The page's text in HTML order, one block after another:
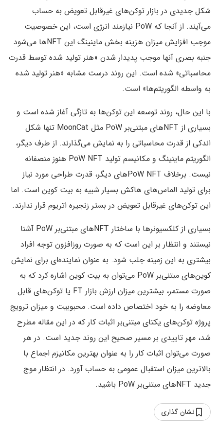
شکل جدیدی در بازار توکن‌های غیرقابل تعویض به حساب
می‌آیند. از آنجا که PoW نیازمند انرژی است، این خصوصیت
موجب افزایش میزان هزینه بخش ماینینگ این NFTها می‌شود
جنبه بصری آنها موجب پدیدار شدن «هنر تولید شده توسط قدرت
محاسباتی» شده است. این روند درست مشابه «هنر تولید شده
به واسطه الگوریتم‌ها» است.
با این حال، روند توسعه این توکن‌ها به تازگی آغاز شده است و
بسیاری از NFTهای مبتنی‌بر PoW مثل MoonCat تنها شکل
اندکی از قدرت محاسباتی را به نمایش می‌گذارند. از طرف دیگر،
الگوریتم ماینینگ و مکانیسم تولید PoW NFT هنوز منصفانه
نیست. برخلاف PoW NFTهای دیگر، قدرت طراحی مورد نیاز
برای تولید الماس‌های هاکش بسیار شبیه به بیت کوین است. اما
این توکن‌های غیرقابل تعویض در بستر زنجیره اتریوم قرار ندارند.
بسیاری از کلکسیونرها با ساختار NFTهای مبتنی‌بر PoW آشنا
نیستند و انتظار بر این است که به صورت روزافزون توجه افراد
بیشتری به این زمینه جلب شود. به عنوان نماینده‌ای برای نمایش
کوین‌های مبتنی‌بر PoW می‌توان به بیت کوین اشاره کرد که به
صورت مستمر، بیشترین میزان ارزش بازار FT یا توکن‌های قابل
معاوضه را به خود اختصاص داده است. محبوبیت و میزان ترویج
پروژه توکن‌های یکتای مبتنی‌بر اثبات کار که در این مقاله مطرح
شد، مهر تاییدی بر مسیر صحیح این روند جدید است. در هر
صورت می‌توان اثبات کار را به عنوان بهترین مکانیزم اجماع با
بالاترین میزان استقبال عمومی به حساب آورد. در انتظار موج
جدید NFTهای مبتنی‌بر PoW باشید.
نشان گذاری